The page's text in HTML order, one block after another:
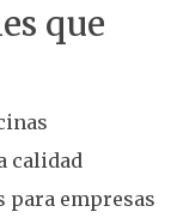
que
calidad
para empresas